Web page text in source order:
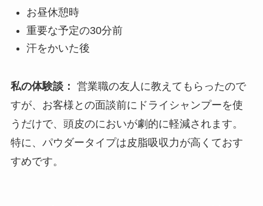
お昼休憩時
重要な予定の30分前
汗をかいた後
私の体験談： 営業職の友人に教えてもらったので
すが、お客様との面談前にドライシャンプーを使
うだけで、頭皮のにおいが劇的に軽減されます。
特に、パウダータイプは皮脂吸収力が高くておす
すめです。